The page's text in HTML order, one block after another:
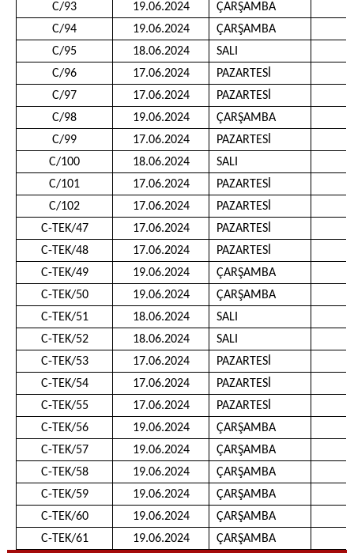
C/93
19.06.2024 ÇARŞAMBA
C/94
19.06.2024 ÇARŞAMBA
C/95
18.06.2024 SALI
C/96
17.06.2024 PAZARTESİ
C/97
17.06.2024 PAZARTESİ
C/98
19.06.2024 ÇARŞAMBA
C/99
17.06.2024 PAZARTESİ
C/100
18.06.2024 SALI
C/101
17.06.2024 PAZARTESİ
C/102
17.06.2024 PAZARTESİ
C-TEK/47
17.06.2024 PAZARTESİ
C-TEK/48
17.06.2024 PAZARTESİ
C-TEK/49
19.06.2024 ÇARŞAMBA
C-TEK/50
19.06.2024 ÇARŞAMBA
C-TEK/51
18.06.2024 SALI
C-TEK/52
18.06.2024 SALI
C-TEK/53
17.06.2024 PAZARTESİ
C-TEK/54
17.06.2024 PAZARTESİ
C-TEK/55
17.06.2024 PAZARTESİ
C-TEK/56
19.06.2024 ÇARŞAMBA
C-TEK/57
19.06.2024 ÇARŞAMBA
C-TEK/58
19.06.2024 ÇARŞAMBA
C-TEK/59
19.06.2024 ÇARŞAMBA
C-TEK/60
19.06.2024 ÇARŞAMBA
C-TEK/61
19.06.2024 ÇARŞAMBA